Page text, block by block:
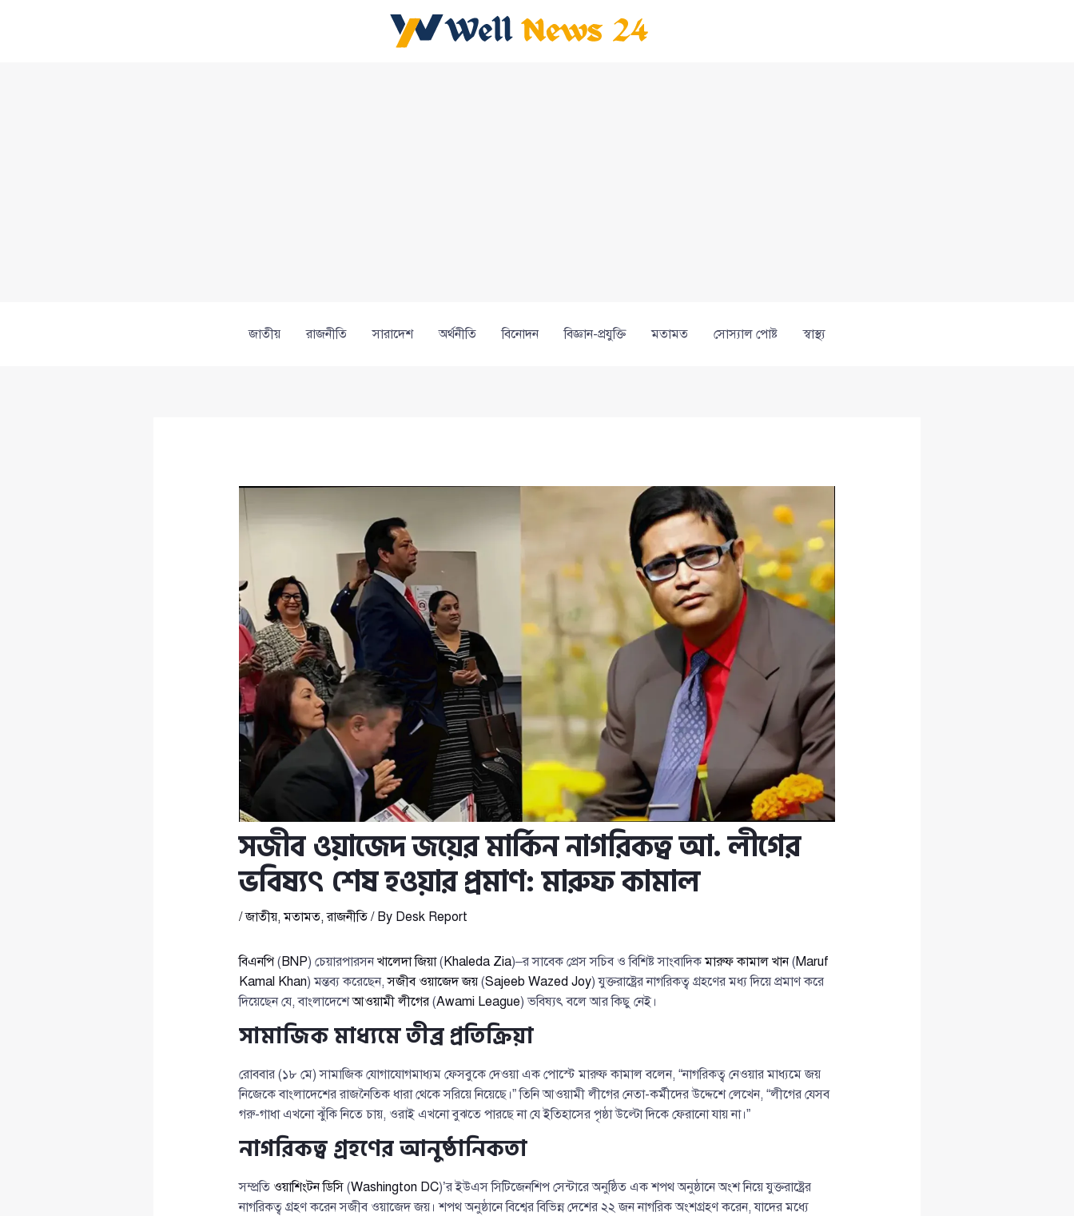
জাতীয় রাজনীতি সারাদেশ অর্থনীতি বিনোদন বিজ্ঞান-প্রযুক্তি মতামত সোস্যাল পোষ্ট স্বাস্থ্য
সজীব ওয়াজেদ জয়ের মার্কিন নাগরিকত্ব আ. লীগের
ভবিষ্যৎ শেষ হওয়ার প্রমাণ: মারুফ কামাল
/জাতীয়,মতামত,রাজনীতি/ By Desk Report
বিএনপি(BNP) চেয়ারপারসনখালেদা জিয়া(Khaleda Zia)–র সাবেক প্রেস সচিব ও বিশিষ্ট সাংবাদিকমারুফ কামাল খান(Maruf
Kamal Khan) মন্তব্য করেছেন,সজীব ওয়াজেদ জয়(Sajeeb Wazed Joy) যুক্তরাষ্ট্রের নাগরিকত্ব গ্রহণের মধ্য দিয়ে প্রমাণ করে
দিয়েছেন যে, বাংলাদেশেআওয়ামী লীগের(Awami League) ভবিষ্যৎ বলে আর কিছু নেই।
সামাজিক মাধ্যমে তীব্র প্রতিক্রিয়া
রোববার (১৮ মে) সামাজিক যোগাযোগমাধ্যম ফেসবুকে দেওয়া এক পোস্টে মারুফ কামাল বলেন, “নাগরিকত্ব নেওয়ার মাধ্যমে জয়
নিজেকে বাংলাদেশের রাজনৈতিক ধারা থেকে সরিয়ে নিয়েছে।” তিনি আওয়ামী লীগের নেতা-কর্মীদের উদ্দেশে লেখেন, “লীগের যেসব
গরু-গাধা এখনো ঝুঁকি নিতে চায়, ওরাই এখনো বুঝতে পারছে না যে ইতিহাসের পৃষ্ঠা উল্টো দিকে ফেরানো যায় না।”
নাগরিকত্ব গ্রহণের আনুষ্ঠানিকতা
সম্প্রতি ওয়াশিংটন ডিসি(Washington DC)’র ইউএস সিটিজেনশিপ সেন্টারে অনুষ্ঠিত এক শপথ অনুষ্ঠানে অংশ নিয়ে যুক্তরাষ্ট্রের
নাগরিকত্ব গ্রহণ করেন সজীব ওয়াজেদ জয়। শপথ অনুষ্ঠানে বিশ্বের বিভিন্ন দেশের ২২ জন নাগরিক অংশগ্রহণ করেন, যাদের মধ্যে